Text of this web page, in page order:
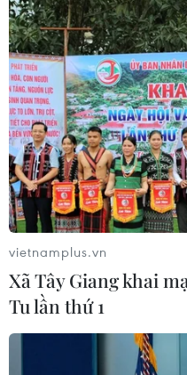
trường (Bộ Công
trường nội địa, lực
giám sát và kiểm tra
xâm phạm quyền sở
hoặc chuyên đề, có
đột xuất khi thấy có
Nhưng bất cập trong
thông tại Việt Nam
thương mại điện tử
doanh thương mại
giống như các trang
Zalo, Youtube.
Hơn nữa, hàng hoá
vietnamplus.vn
Xã Tây Giang khai
Tu lần thứ 1